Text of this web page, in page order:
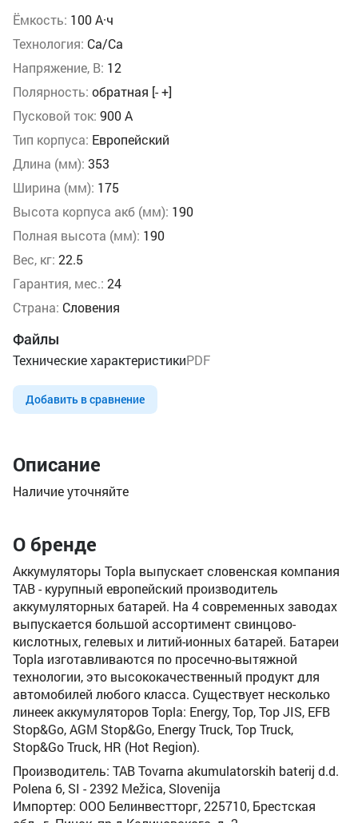
Ёмкость: 100 А·ч
Технология: Ca/Ca
Напряжение, В: 12
Полярность: обратная [- +]
Пусковой ток: 900 А
Тип корпуса: Европейский
Длина (мм): 353
Ширина (мм): 175
Высота корпуса акб (мм): 190
Полная высота (мм): 190
Вес, кг: 22.5
Гарантия, мес.: 24
Страна: Словения
Файлы
Технические характеристикиPDF
Добавить в сравнение
Описание
Наличие уточняйте
О бренде
Аккумуляторы Topla выпускает словенская компания
TAB - курупный европейский производитель
аккумуляторных батарей. На 4 современных заводах
выпускается большой ассортимент свинцово-
кислотных, гелевых и литий-ионных батарей. Батареи
Topla изготавливаются по просечно-вытяжной
технологии, это высококачественный продукт для
автомобилей любого класса. Существует несколько
линеек аккумуляторов Topla: Energy, Top, Top JIS, EFB
Stop&Go, AGM Stop&Go, Energy Truck, Top Truck,
Stop&Go Truck, HR (Hot Region).
Производитель: TAB Tovarna akumulatorskih baterij d.d.
Polena 6, SI - 2392 Mežica, Slovenija
Импортер: ООО Белинвестторг, 225710, Брестская